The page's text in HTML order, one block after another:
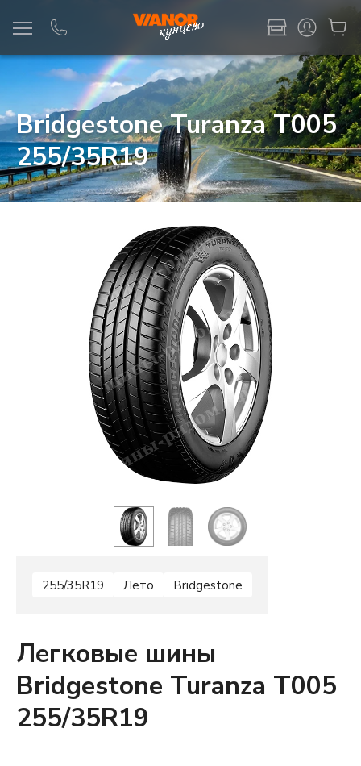
Bridgestone Turanza T005
255/35R19
255/35R19 Лето Bridgestone
Легковые шины
Bridgestone Turanza T005
255/35R19
Информация Фото товара